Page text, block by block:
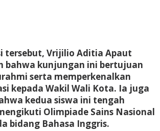
tersebut, Vrijilio Aditia Apaut
bahwa kunjungan ini bertujuan
serta memperkenalkan
kepada Wakil Wali Kota. Ia juga
kedua siswa ini tengah
Olimpiade Sains Nasional
bidang Bahasa Inggris.